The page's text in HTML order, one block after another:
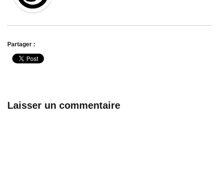
Partager :
Laisser un commentaire